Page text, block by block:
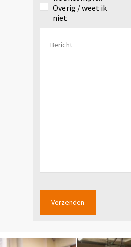
Overig / weet ik
niet